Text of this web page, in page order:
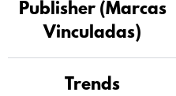
Publisher (Marcas
Vinculadas)
Trends